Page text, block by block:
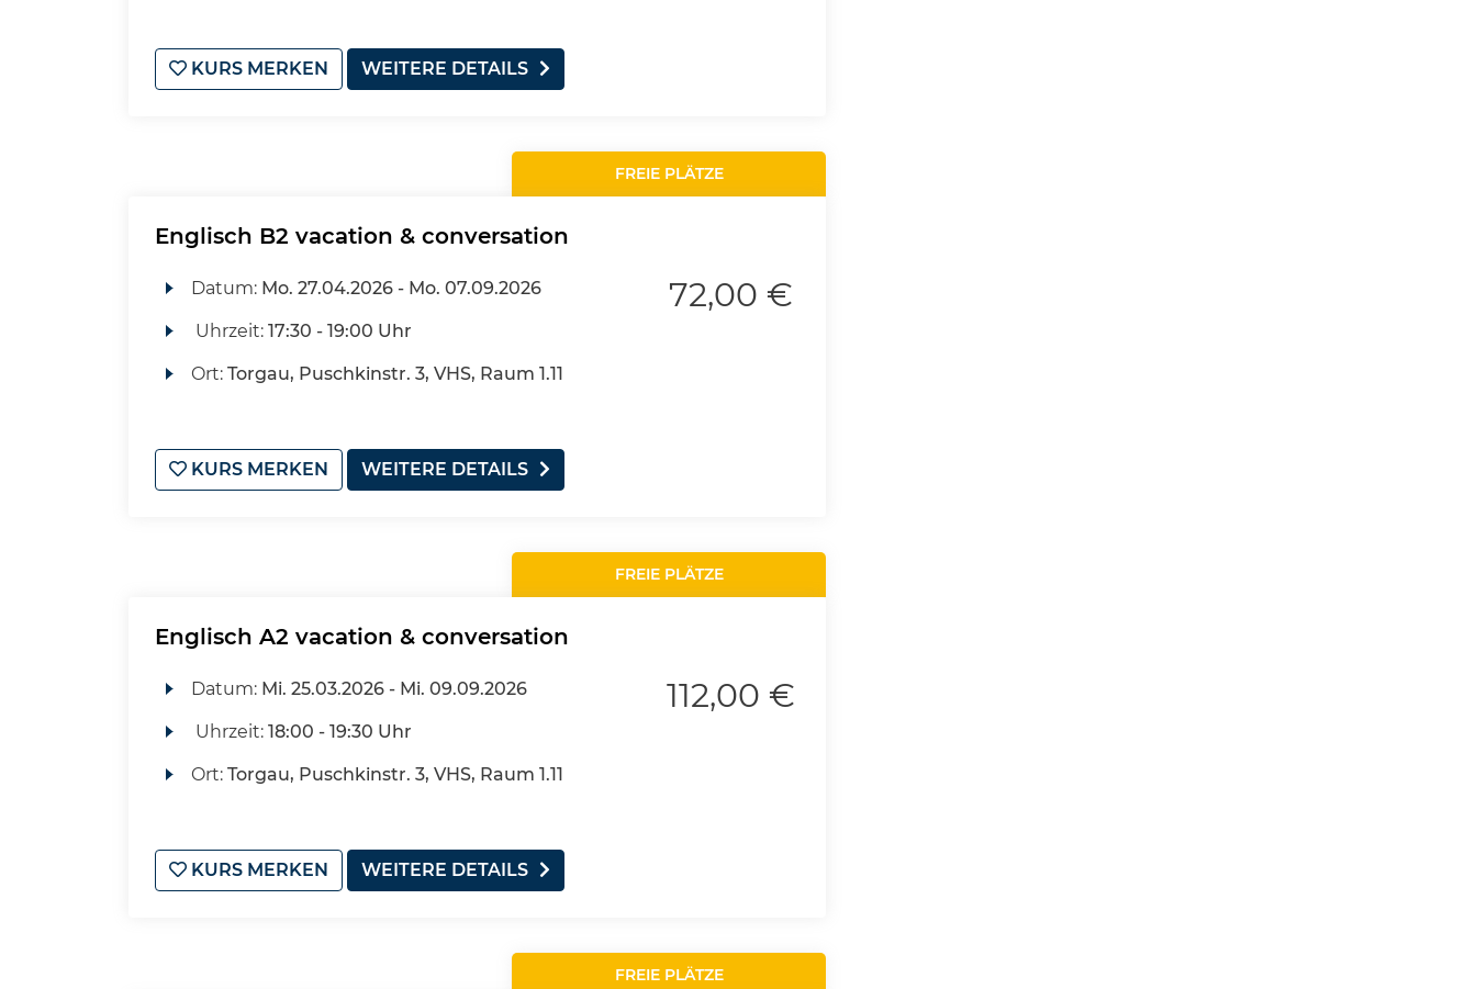
KURS MERKEN WEITERE DETAILS
FREIE PLÄTZE
Englisch B2 vacation & conversation
Datum: Mo. 27.04.2026 - Mo. 07.09.2026
Uhrzeit: 17:30 - 19:00 Uhr
Ort: Torgau, Puschkinstr. 3, VHS, Raum 1.11
72,00 €
KURS MERKEN WEITERE DETAILS
FREIE PLÄTZE
Englisch A2 vacation & conversation
Datum: Mi. 25.03.2026 - Mi. 09.09.2026
Uhrzeit: 18:00 - 19:30 Uhr
Ort: Torgau, Puschkinstr. 3, VHS, Raum 1.11
112,00 €
KURS MERKEN WEITERE DETAILS
FREIE PLÄTZE